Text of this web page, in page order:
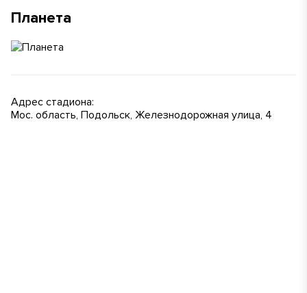
Планета
Планета
Адрес стадиона:
Мос. область, Подольск, Железнодорожная улица, 4